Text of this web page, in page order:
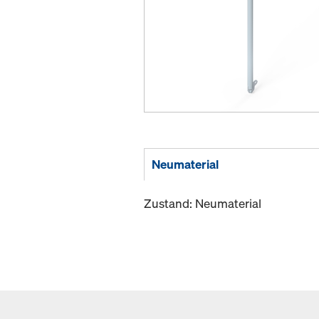
Neumaterial
Zustand: Neumaterial